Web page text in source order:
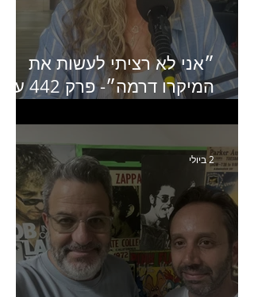
״אני לא רציתי לעשות את
המיקרו דרמה״- פרק 442 עם
של יד2
2 ביולי